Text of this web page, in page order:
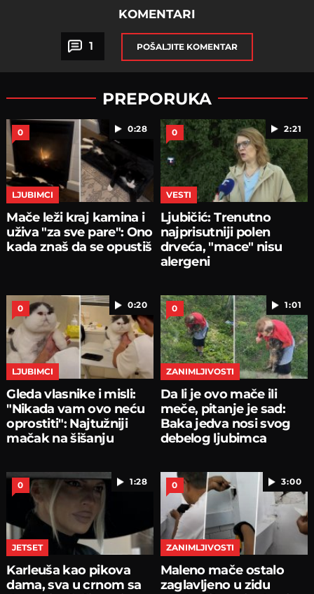
KOMENTARI
1 POŠALJITE KOMENTAR
PREPORUKA
0:28
0
LJUBIMCI
Mače leži kraj kamina i
uživa "za sve pare": Ono
kada znaš da se opustiš
2:21
0
VESTI
Ljubičić: Trenutno
najprisutniji polen
drveća, "mace" nisu
alergeni
0:20
0
LJUBIMCI
Gleda vlasnike i misli:
"Nikada vam ovo neću
oprostiti": Najtužniji
mačak na šišanju
1:01
0
ZANIMLJIVOSTI
Da li je ovo mače ili
meče, pitanje je sad:
Baka jedva nosi svog
debelog ljubimca
1:28
0
JETSET
Karleuša kao pikova
dama, sva u crnom sa
3:00
0
ZANIMLJIVOSTI
Maleno mače ostalo
zaglavljeno u zidu